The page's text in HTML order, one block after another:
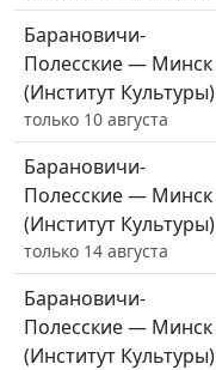
Барановичи-
Полесские — Минск
(Институт Культуры)
только 10 августа
Барановичи-
Полесские — Минск
(Институт Культуры)
только 14 августа
Барановичи-
Полесские — Минск
(Институт Культуры)